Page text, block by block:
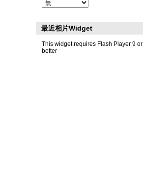
最近相片Widget
This widget requires Flash Player 9 or
better